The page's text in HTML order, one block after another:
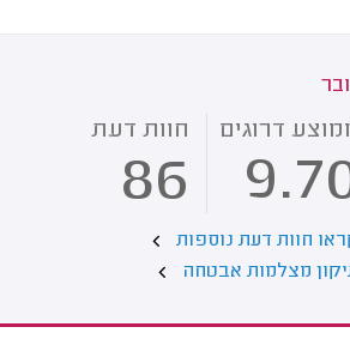
דרוגים חוות דעת
86
חוות דעת נוספות
מצלמות אבטחה